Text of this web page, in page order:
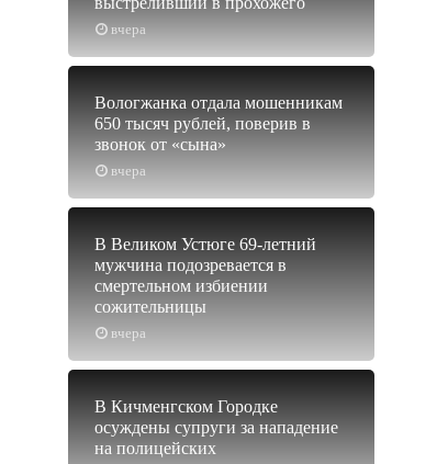
вчера
вчера
Вологжанка отдала мошенникам
650 тысяч рублей, поверив в
звонок от «сына»
вчера
В Великом Устюге 69-летний
мужчина подозревается в
смертельном избиении
сожительницы
В Кичменгском Городке
осуждены супруги за нападение
на полицейских